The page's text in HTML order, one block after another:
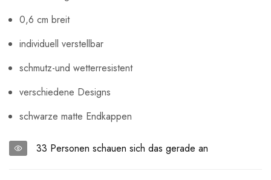
0,6 cm breit
individuell verstellbar
schmutz-und wetterresistent
verschiedene Designs
schwarze matte Endkappen
33 Personen schauen sich das gerade an